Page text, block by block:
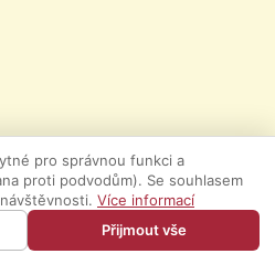
pro správnou funkci a
proti podvodům). Se souhlasem
Více informací
Přijmout vše